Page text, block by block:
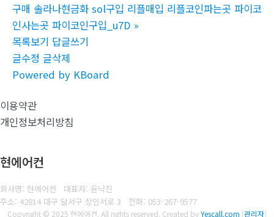
구매 솔라나현금화 sol구입 리플매입 리플코인파는곳 파이코
인사는곳 파이코인구입_u7D »
목록보기 답글쓰기
글수정 글삭제
Powered by KBoard
이용약관
개인정보처리방침
현에어컨
회사명: 현에어컨 대표자: 윤낙진
주소: 42814 대구 달서구 상인서로 3 전화: 053-267-9577
Copyright © 2025 현에어컨. All rights reserved. Created byYescall.com [관리자]